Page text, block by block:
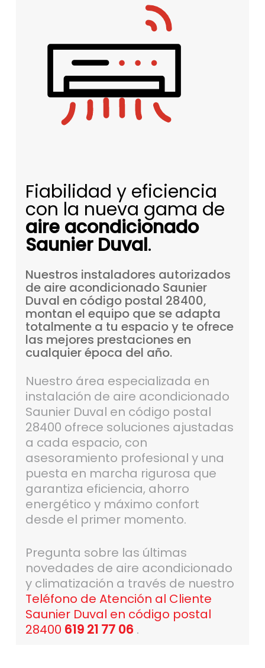
Fiabilidad y eficiencia
con la nueva gama de
aire acondicionado
Saunier Duval.
Nuestros instaladores autorizados
de aire acondicionado Saunier
Duval en código postal 28400,
montan el equipo que se adapta
totalmente a tu espacioy te ofrece
las mejores prestaciones en
cualquierépoca del año.
Nuestro área especializada en
instalación de aire acondicionado
Saunier Duval en código postal
28400 ofrece soluciones ajustadas
a cada espacio, con
asesoramiento profesional y una
puesta en marcha rigurosa que
garantiza eficiencia, ahorro
energético y máximo confort
desde el primer momento.
Pregunta sobre las últimas
novedades de aire acondicionado
y climatización a través de nuestro
Teléfono de Atención al Cliente
Saunier Duval en código postal
28400 619 21 77 06 .